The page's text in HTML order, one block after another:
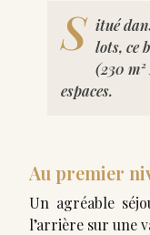
S itué
lots, ce
(230
espaces.
Au premier
Un agréable
l’arrière sur une